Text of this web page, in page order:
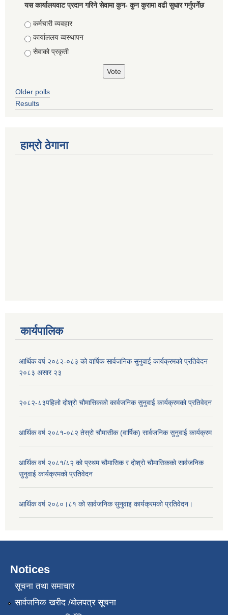
यस कार्यालयवाट प्रदान गरिने सेवामा कुन- कुन कुरामा वढी सुधार गर्नुपर्नेछ
Choices
कर्मचारी व्यवहार
कार्याललय व्वस्थापन
सेवाको प्रकृती
Older polls
Results
हाम्राे ठेगाना
कार्यपालिक
आर्थिक वर्ष २०८२-०८३ को वार्षिक सार्वजनिक सुनुवाई कार्यक्रमको प्रतिवेदन
२०८३ असार २३
२०८२-८३पहिलो दोश्रो चौमासिकको कार्वजनिक सुनुवाई कार्यक्रमको प्रतिवेदन
आर्थिक वर्ष २०८१-०८२ तेस्रो चौमासीक (वार्षिक) सार्वजनिक सुनुवाई कार्यक्रम
आर्थिक वर्ष २०८१/८२ को प्रथम चौमासिक र दोश्रो चौमासिकको सार्वजनिक
सुनुवाई कार्यक्रमको प्रतिवेदन
आर्थिक वर्ष २०८०।८१ को सार्वजनिक सुनुवाइ कार्यक्रमको प्रतिवेदन।
Notices
सूचना तथा समाचार
सार्वजनिक खरीद /बोलपत्र सूचना